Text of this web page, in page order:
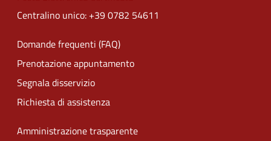
Centralino unico: +39 0782 54611
Domande frequenti (FAQ)
Prenotazione appuntamento
Segnala disservizio
Richiesta di assistenza
Amministrazione trasparente